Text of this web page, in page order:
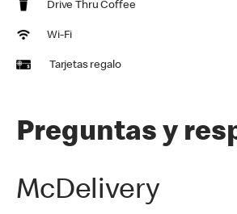
Drive Thru Coffee
Wi-Fi
Tarjetas regalo
Preguntas y
McDelivery